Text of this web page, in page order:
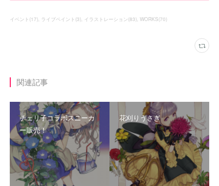
イベント (17) ライブペイント (3) イラストレーション(83) WORKS(70)
関連記事
チェリ子コラボスニーカ
ー販売！
花刈りうさぎ